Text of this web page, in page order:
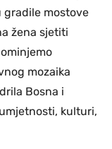
gradile mostove
žena sjetiti
mozaika
Bosna i
kulturi,